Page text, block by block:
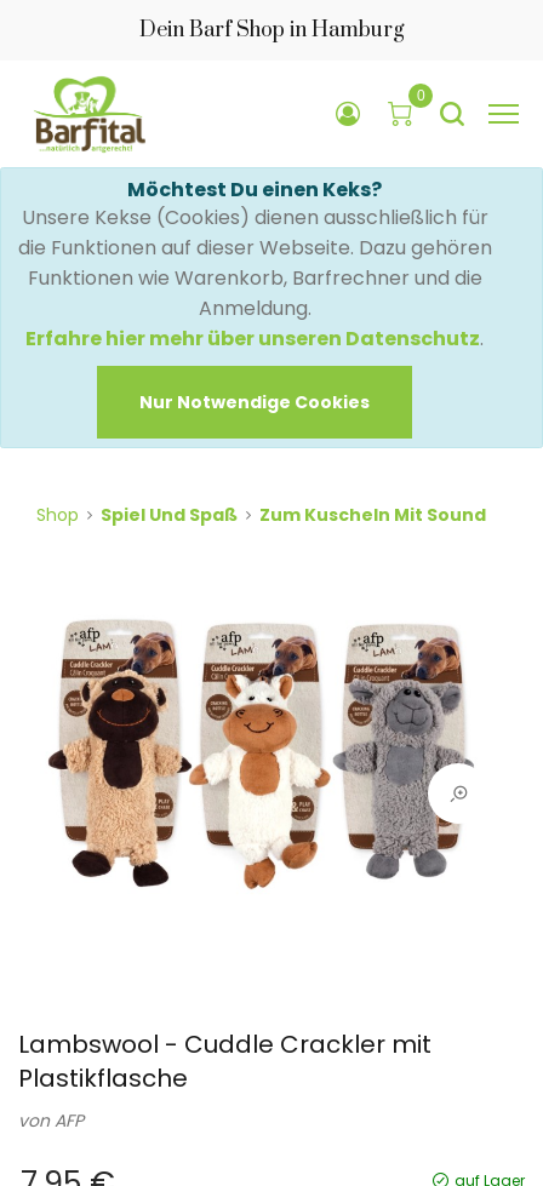
Dein Barf Shop in Hamburg
0
Möchtest Du einen Keks?
Unsere Kekse (Cookies) dienen ausschließlich für
die Funktionen auf dieser Webseite. Dazu gehören
Funktionen wie Warenkorb, Barfrechner und die
Anmeldung.
Erfahre hier mehr über unseren Datenschutz.
Nur Notwendige Cookies
Shop Spiel Und Spaß Zum Kuscheln Mit Sound
Lambswool - Cuddle Crackler mit
Plastikflasche
vonAFP
auf Lager